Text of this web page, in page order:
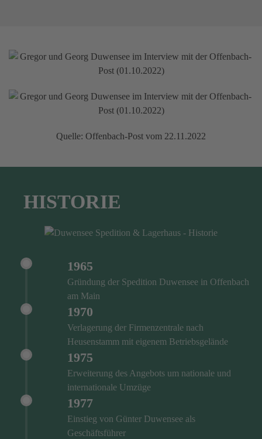
Quelle: Offenbach-Post vom 22.11.2022
HISTORIE
1965
Gründung der Spedition Duwensee in Offenbach
am Main
1970
Verlagerung der Firmenzentrale nach
Heusenstamm mit eigenem Betriebsgelände
1975
Erweiterung des Angebots um nationale und
internationale Umzüge
1977
Einstieg von Günter Duwensee als
Geschäftsführer